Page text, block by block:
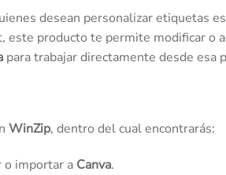
desean personalizar etiquetas
este producto te permite modificar
para trabajar directamente desde esa
WinZip, dentro del cual encontrarás:
o importar a Canva.